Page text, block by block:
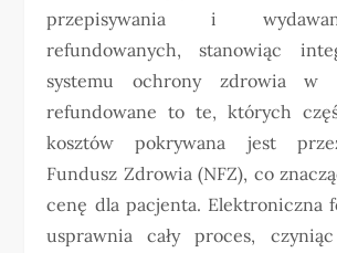
przepisywania i
refundowanych, stanowiąc
systemu ochrony zdrowia w
refundowane to te, których
kosztów pokrywana jest
Fundusz Zdrowia (NFZ), co
cenę dla pacjenta. Elektroniczna
usprawnia cały proces,